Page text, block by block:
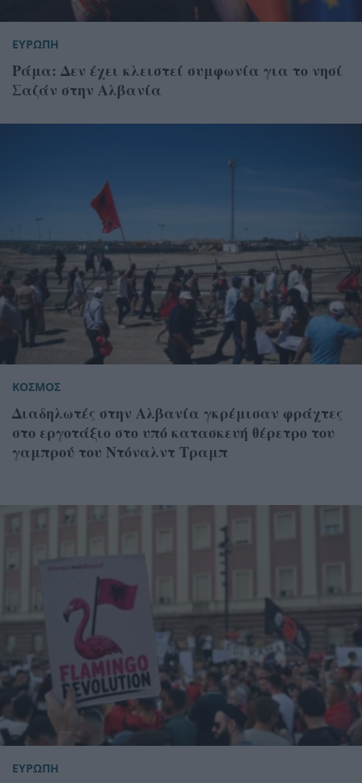
ΕΥΡΩΠΗ
Ράμα: Δεν έχει κλειστεί συμφωνία για το νησί
Σαζάν στην Αλβανία
ΚΟΣΜΟΣ
Διαδηλωτές στην Αλβανία γκρέμισαν φράχτες
στο εργοτάξιο στο υπό κατασκευή θέρετρο του
γαμπρού του Ντόναλντ Τραμπ
ΕΥΡΩΠΗ